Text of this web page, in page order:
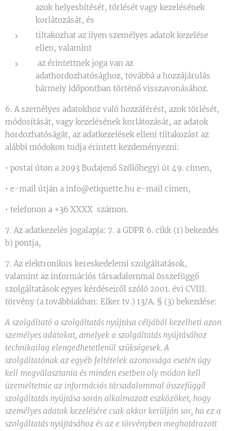
azok helyesbítését, törlését vagy kezelésének
korlátozását, és
tiltakozhat az ilyen személyes adatok kezelése
ellen, valamint
az érintettnek joga van az
adathordozhatósághoz, továbbá a hozzájárulás
bármely időpontban történő visszavonásához.
6. A személyes adatokhoz való hozzáférést, azok törlését,
módosítását, vagy kezelésének korlátozását, az adatok
hordozhatóságát, az adatkezelések elleni tiltakozást az
alábbi módokon tudja érintett kezdeményezni:
• postai úton a 2093 Budajenő Szőlőhegyi út 49. címen,
• e-mail útján a info@etiquette.hu e-mail címen,
• telefonon a +36 XXXX számon.
7. Az adatkezelés jogalapja: 7. a GDPR 6. cikk (1) bekezdés
b) pontja,
7. Az elektronikus kereskedelemi szolgáltatások,
valamint az információs társadalommal összefüggő
szolgáltatások egyes kérdéseiről szóló 2001. évi CVIII.
törvény (a továbbiakban: Elker tv.) 13/A. § (3) bekezdése:
A szolgáltató a szolgáltatás nyújtása céljából kezelheti azon
személyes adatokat, amelyek a szolgáltatás nyújtásához
technikailag elengedhetetlenül szükségesek. A
szolgáltatónak az egyéb feltételek azonossága esetén úgy
kell megválasztania és minden esetben oly módon kell
üzemeltetnie az információs társadalommal összefüggő
szolgáltatás nyújtása során alkalmazott eszközöket, hogy
személyes adatok kezelésére csak akkor kerüljön sor, ha ez a
szolgáltatás nyújtásához és az e törvényben meghatározott